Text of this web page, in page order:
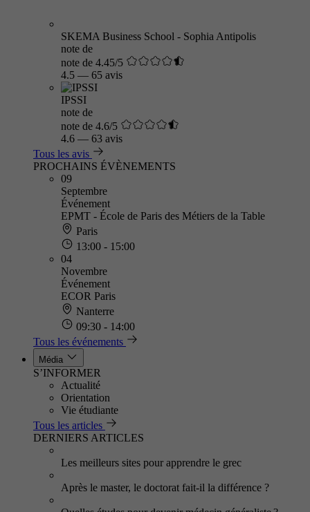
SKEMA Business School - Sophia Antipolis
note de
note de 4.45/5
4.5 — 65 avis
IPSSI
note de
note de 4.6/5
4.6 — 63 avis
Tous les avis
PROCHAINS ÉVÈNEMENTS
09
Septembre
Événement
EPMT - École de Paris des Métiers de la Table
Paris
13:00 - 15:00
04
Novembre
Événement
ECOR Paris
Nanterre
09:30 - 14:00
Tous les événements
Média
S’INFORMER
Actualité
Orientation
Vie étudiante
Tous les articles
DERNIERS ARTICLES
Les meilleurs sites pour apprendre le grec
Après le master, le doctorat fait-il la différence ?